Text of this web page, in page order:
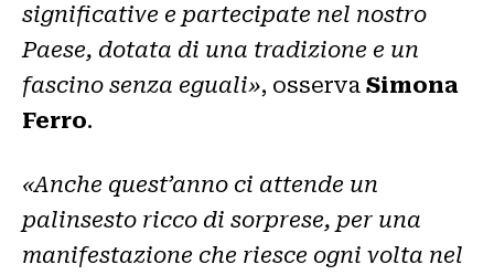
significative e partecipate nel nostro
Paese, dotata di una tradizione e un
fascino senza eguali», osserva Simona
Ferro.
«Anche quest’anno ci attende un
palinsesto ricco di sorprese, per una
manifestazione che riesce ogni volta nel